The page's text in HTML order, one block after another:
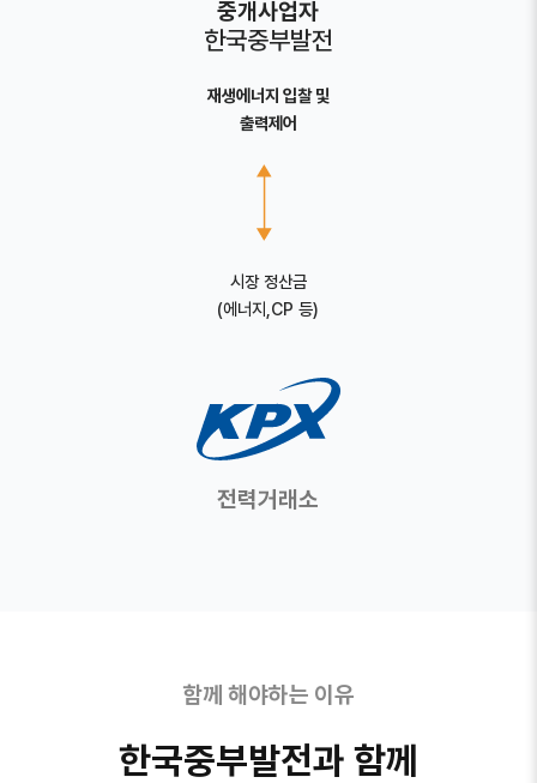
중개사업자
한국중부발전
재생에너지 입찰 및
출력제어
시장 정산금
(에너지,CP 등)
전력거래소
함께 해야하는 이유
한국중부발전과 함께